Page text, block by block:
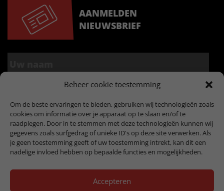
Beheer cookie toestemming
Om de beste ervaringen te bieden, gebruiken wij technologieën zoals
cookies om informatie over je apparaat op te slaan en/of te
raadplegen. Door in te stemmen met deze technologieën kunnen wij
gegevens zoals surfgedrag of unieke ID's op deze site verwerken. Als
je geen toestemming geeft of uw toestemming intrekt, kan dit een
nadelige invloed hebben op bepaalde functies en mogelijkheden.
Accepteren
AANMELDEN
NIEUWSBRIEF